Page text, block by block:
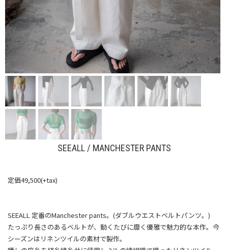
SEEALL / MANCHESTER PANTS
定価49,500(+tax)
SEEALL 定番のManchester pants。(ダブルウエストベルトパンツ。)
たっぷり長さのあるベルトが、動くたびに靡く優雅で魅力的な本作。今
シーズンはリネンツイルの素材で製作。